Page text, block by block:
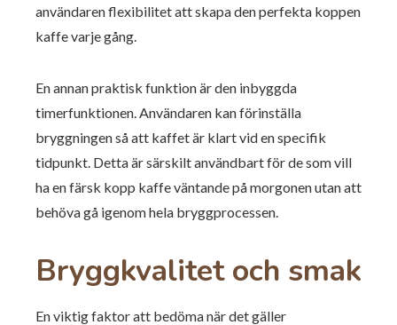
användaren flexibilitet att skapa den perfekta koppen
kaffe varje gång.
En annan praktisk funktion är den inbyggda
timerfunktionen. Användaren kan förinställa
bryggningen så att kaffet är klart vid en specifik
tidpunkt. Detta är särskilt användbart för de som vill
ha en färsk kopp kaffe väntande på morgonen utan att
behöva gå igenom hela bryggprocessen.
Bryggkvalitet och smak
En viktig faktor att bedöma när det gäller